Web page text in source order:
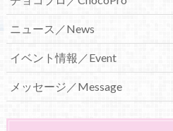
ニュース／News
イベント情報／Event
メッセージ／Message